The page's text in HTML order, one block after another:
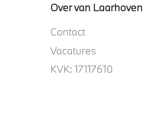
Over van Laarhoven
Contact
Vacatures
KVK: 17117610